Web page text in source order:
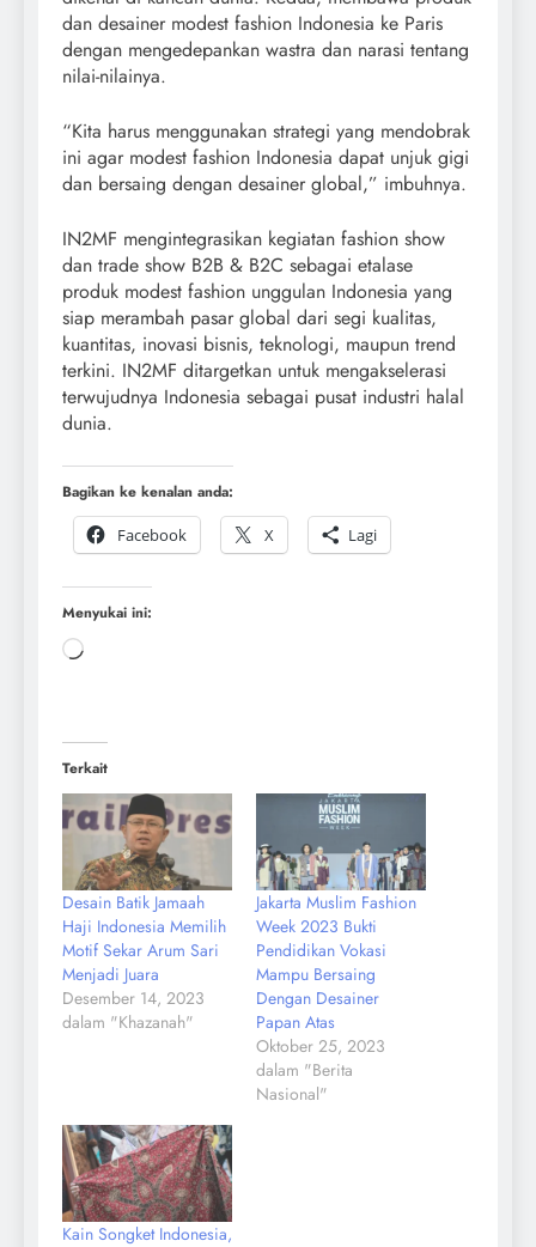
dan desainer modest fashion Indonesia ke Paris
dengan mengedepankan wastra dan narasi tentang
nilai-nilainya.
“Kita harus menggunakan strategi yang mendobrak
ini agar modest fashion Indonesia dapat unjuk gigi
dan bersaing dengan desainer global,” imbuhnya.
IN2MF mengintegrasikan kegiatan fashion show
dan trade show B2B & B2C sebagai etalase
produk modest fashion unggulan Indonesia yang
siap merambah pasar global dari segi kualitas,
kuantitas, inovasi bisnis, teknologi, maupun trend
terkini. IN2MF ditargetkan untuk mengakselerasi
terwujudnya Indonesia sebagai pusat industri halal
dunia.
Bagikan ke kenalan anda:
Facebook
X Lagi
Menyukai ini:
Terkait
Desain Batik Jamaah
Haji Indonesia Memilih
Motif Sekar Arum Sari
Menjadi Juara
Desember 14, 2023
dalam "Khazanah"
Jakarta Muslim Fashion
Week 2023 Bukti
Pendidikan Vokasi
Mampu Bersaing
Dengan Desainer
Papan Atas
Oktober 25, 2023
dalam "Berita
Nasional"
Kain Songket Indonesia,